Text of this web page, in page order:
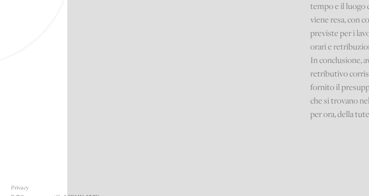
Privacy
tempo e il luogo
viene resa, con
previste per i
orari e
In conclusione,
retributivo
fornito il
che si trovano
per ora, della